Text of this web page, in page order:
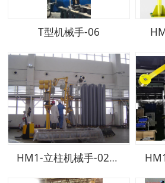
T型机械手-06
HM1-立柱机械手-02-400KGF